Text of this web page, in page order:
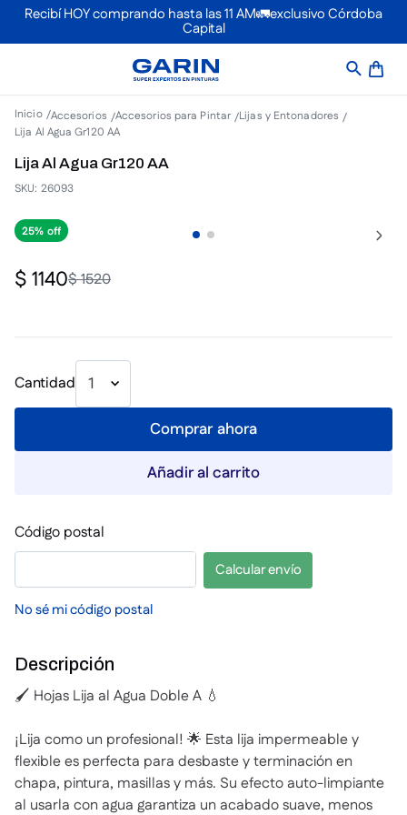
Recibí HOY comprando hasta las 11 AM🚛exclusivo Córdoba
Capital
Accesorios Accesorios para Pintar Lijas y Entonadores
Lija Al Agua Gr120 AA
Lija Al Agua Gr120 AA
SKU: 26093
25%
$1520
$1140
Cantidad 1
Comprar ahora
Añadir al carrito
Código postal
No sé mi código postal
Calcular envío
Descripción
🖌️ Hojas Lija al Agua Doble A 💧
¡Lija como un profesional! 🌟 Esta lija impermeable y
flexible es perfecta para desbaste y terminación en
chapa, pintura, masillas y más. Su efecto auto-limpiante
al usarla con agua garantiza un acabado suave, menos